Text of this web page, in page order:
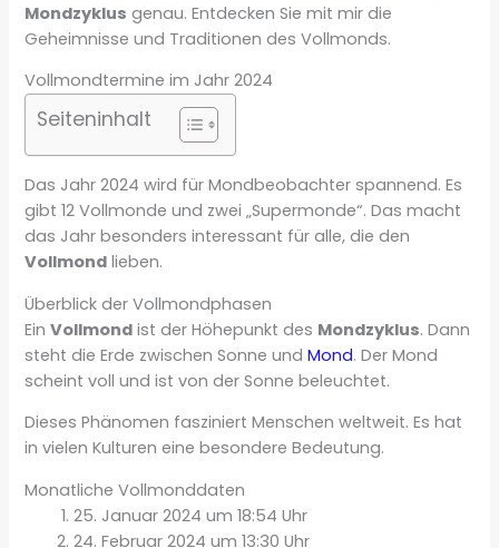
Mondzyklus genau. Entdecken Sie mit mir die
Geheimnisse und Traditionen des Vollmonds.
Vollmondtermine im Jahr 2024
Seiteninhalt
Das Jahr 2024 wird für Mondbeobachter spannend. Es
gibt 12 Vollmonde und zwei „Supermonde“. Das macht
das Jahr besonders interessant für alle, die den
Vollmond lieben.
Überblick der Vollmondphasen
EinVollmond ist der Höhepunkt des Mondzyklus. Dann
steht die Erde zwischen Sonne undMond. Der Mond
scheint voll und ist von der Sonne beleuchtet.
Dieses Phänomen fasziniert Menschen weltweit. Es hat
in vielen Kulturen eine besondere Bedeutung.
Monatliche Vollmonddaten
25. Januar 2024 um 18:54 Uhr
24. Februar 2024 um 13:30 Uhr